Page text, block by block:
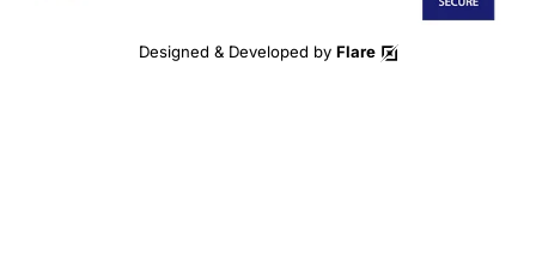
Designed & Developed by Flare